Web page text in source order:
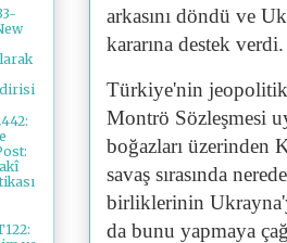
arkasını döndü ve
kararına destek verdi.
Türkiye'nin jeopolitik
Montrö Sözleşmesi
boğazları üzerinden
savaş sırasında
birliklerinin
da bunu yapmaya